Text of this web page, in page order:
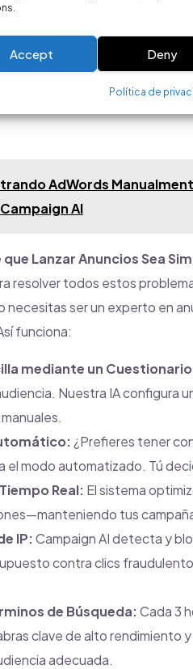
Accept Deny
Política de
Sin herramientas
ineficaz o incluso fraudes
Muchos anunciantes carecen
o cómo mejorar el
AdWords
AI
Lanzar Anuncios Sea
resolver todos estos
necesitas ser un experto en
funciona:
mediante un
Nuestra IA configura
¿Prefieres tener
el modo automatizado. Tú
Real: El sistema
tus
IP:Campaign AI detecta y
contra clics
de Búsqueda:Cada 3
clave de alto rendimiento
adecuada.